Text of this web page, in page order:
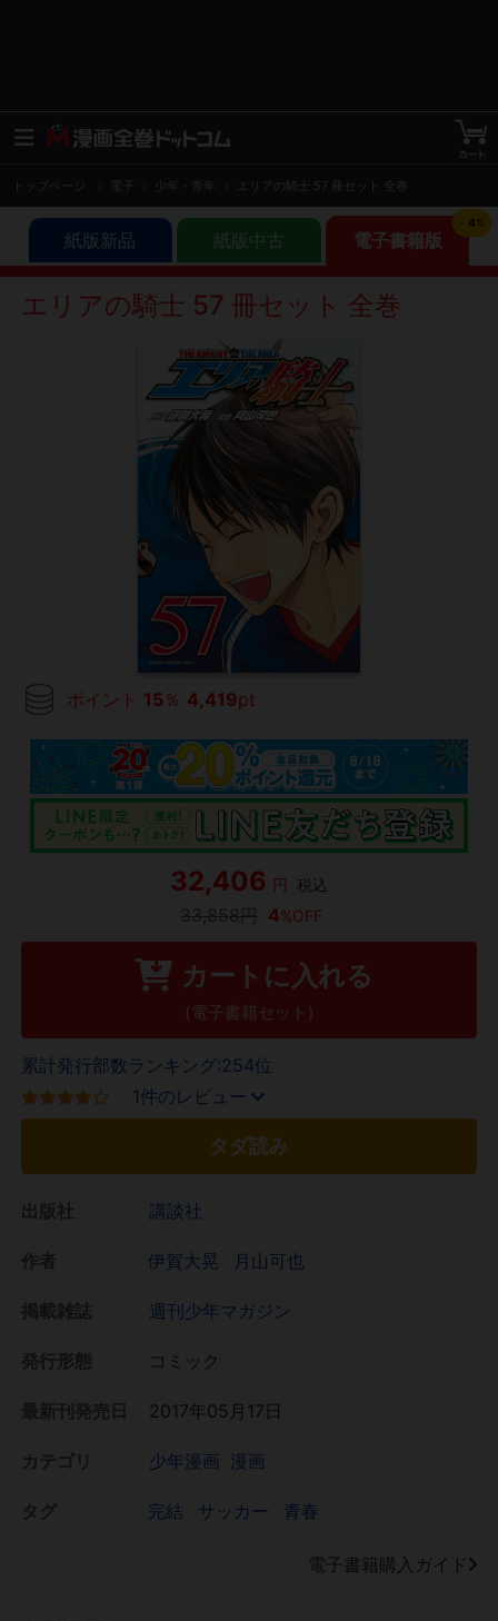
トップページ 少年・青年 エリアの騎士 57 冊セット 全巻
紙版新品 紙版中古 電子書籍版
4%
エリアの騎士 57 冊セット 全巻
ポイント 15 ％ 4,419pt
32,406 円 税込
4%OFF
カートに入れる
(電子書籍セット)
累計発行部数ランキング:254位
1件のレビュー
タダ読み
講談社
伊賀大晃 月山可也
週刊少年マガジン
コミック
2017年05月17日
少年漫画 漫画
完結 サッカー 青春
電子書籍購入ガイド